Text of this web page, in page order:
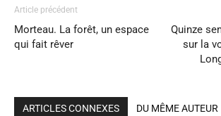
Article précédent
Morteau. La forêt, un espace
qui fait rêver
Quinze
sur la
ARTICLES CONNEXES DU MÊME AUTEUR